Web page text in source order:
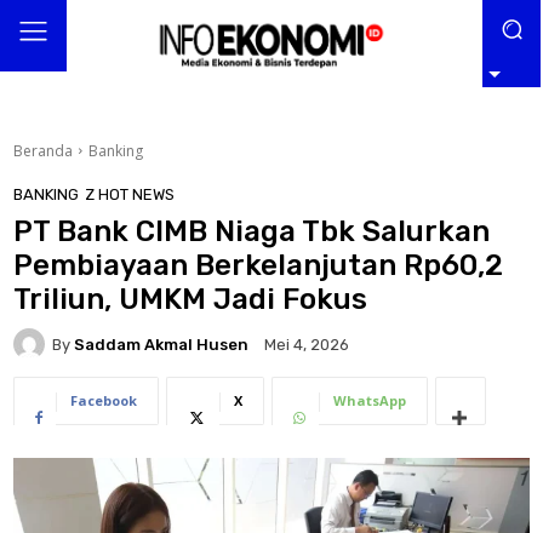
Beranda Banking
BANKING Z HOT NEWS
PT Bank CIMB Niaga Tbk Salurkan
Pembiayaan Berkelanjutan Rp60,2
Triliun, UMKM Jadi Fokus
By Saddam Akmal Husen Mei 4, 2026
Facebook X WhatsApp